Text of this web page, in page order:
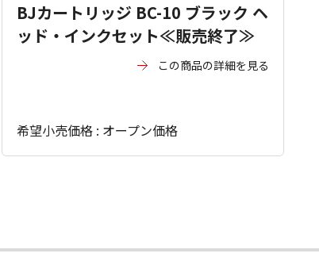
BJカートリッジ BC-10 ブラック ヘ
ッド・インクセット≪販売終了≫
この商品の詳細を見る
希望小売価格 : オープン価格